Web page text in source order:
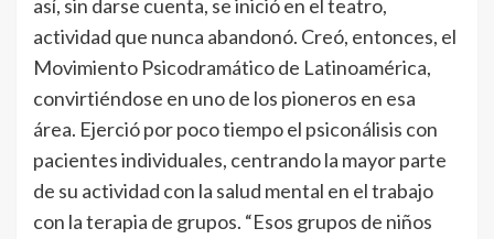
así, sin darse cuenta, se inició en el teatro,
actividad que nunca abandonó. Creó, entonces, el
Movimiento Psicodramático de Latinoamérica,
convirtiéndose en uno de los pioneros en esa
área. Ejerció por poco tiempo el psiconálisis con
pacientes individuales, centrando la mayor parte
de su actividad con la salud mental en el trabajo
con la terapia de grupos. “Esos grupos de niños